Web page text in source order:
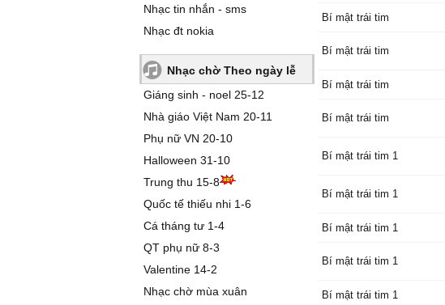
Nhạc tin nhắn - sms
Nhạc đt nokia
Nhạc chờ Theo ngày lễ
Giáng sinh - noel 25-12
Nhà giáo Việt Nam 20-11
Phụ nữ VN 20-10
Halloween 31-10
Trung thu 15-8
Quốc tế thiếu nhi 1-6
Cá tháng tư 1-4
QT phụ nữ 8-3
Valentine 14-2
Nhạc chờ mùa xuân
lời.
Bí mật trái tim
Bí mật trái tim
Bí mật trái tim
Bí mật trái tim
Bí mật trái tim 1
Bí mật trái tim 1
Bí mật trái tim 1
Bí mật trái tim 1
Bí mật trái tim 1